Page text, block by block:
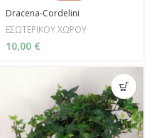
Dracena-Cordelini
ΕΣΩΤΕΡΙΚΟΥ ΧΩΡΟΥ
10,00 €